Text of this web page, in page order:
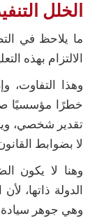
الخلل
ما يلاحظ في
الالتزام بهذه
وهذا التفاوت،
خطرًا مؤسسيًا
تقدير شخصي،
لا بضوابط
وهنا لا يكون
الدولة ذاتها،
وهي جوهر سيادة